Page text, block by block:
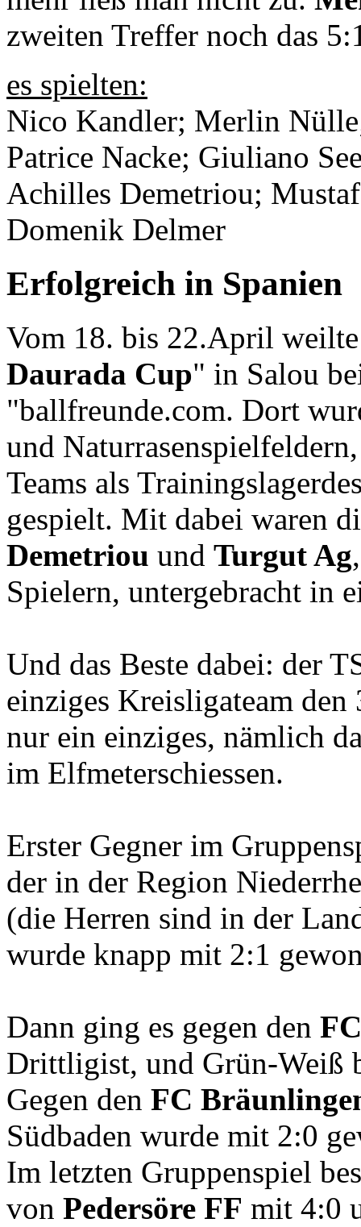
zweiten Treffer noch das
es spielten:
Nico Kandler; Merlin
Patrice Nacke; Giuliano
Achilles Demetriou;
Domenik Delmer
Erfolgreich in Spanien
Vom 18. bis 22.April
Daurada Cup" in Salou
"ballfreunde.com. Dort
und
Teams als
gespielt. Mit dabei waren
Demetriou und Turgut Ag
Spielern, untergebracht in
Und das Beste dabei: der
einziges Kreisligateam
nur ein einziges, nämlich
im Elfmeterschiessen.
Erster Gegner im
der in der Region
(die Herren sind in der
wurde knapp mit 2:1
Dann ging es gegen den
Drittligist, und Grün-Weiß
Gegen den FC
Südbaden wurde mit 2:0
Im letzten Gruppenspiel
von Pedersöre FF mit 4:0